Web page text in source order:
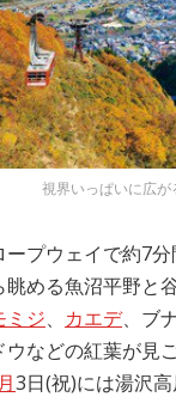
視界いっぱいに広
プウェイで約7
める魚沼平野と
ミジ、 カエデ、ブ
などの紅葉が見
3日(祝)には湯沢高